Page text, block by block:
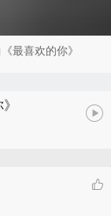
最喜欢的你》